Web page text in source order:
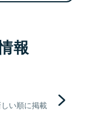
報
い順に掲載